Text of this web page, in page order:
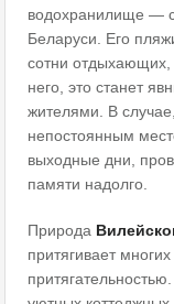
водохранилище —
Беларуси. Его
сотни отдыхающих,
него, это станет
жителями. В
непостоянным
выходные дни,
памяти надолго.
Природа
притягивает
притягательностью.